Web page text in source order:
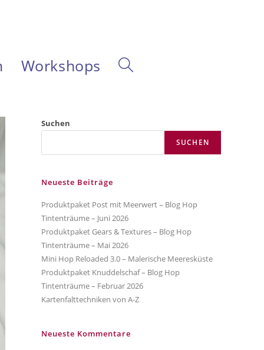
Workshops Website-
umschalten
Suchen
SUCHEN
Neueste Beiträge
Produktpaket Post mit Meerwert – Blog Hop
Tintenträume – Juni 2026
Produktpaket Gears & Textures – Blog Hop
Tintenträume – Mai 2026
Mini Hop Reloaded 3.0 – Malerische Meeresküste
Produktpaket Knuddelschaf – Blog Hop
Tintenträume – Februar 2026
Kartenfalttechniken von A-Z
Neueste Kommentare